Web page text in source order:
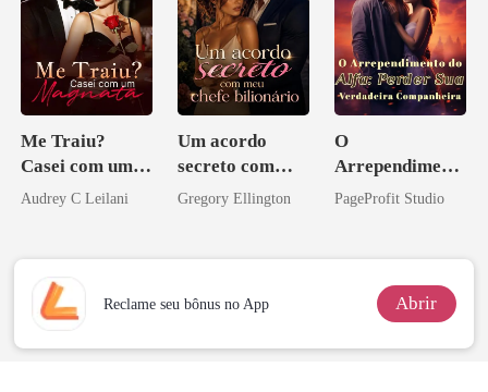
Me Traiu?
Casei com um
Magnata
Audrey C Leilani
Um acordo
secreto com
meu chefe
Gregory Ellington
O
Arrependiment
o do Alfa:
Companheira
PageProfit Studio
Reclame seu bônus no App Abrir